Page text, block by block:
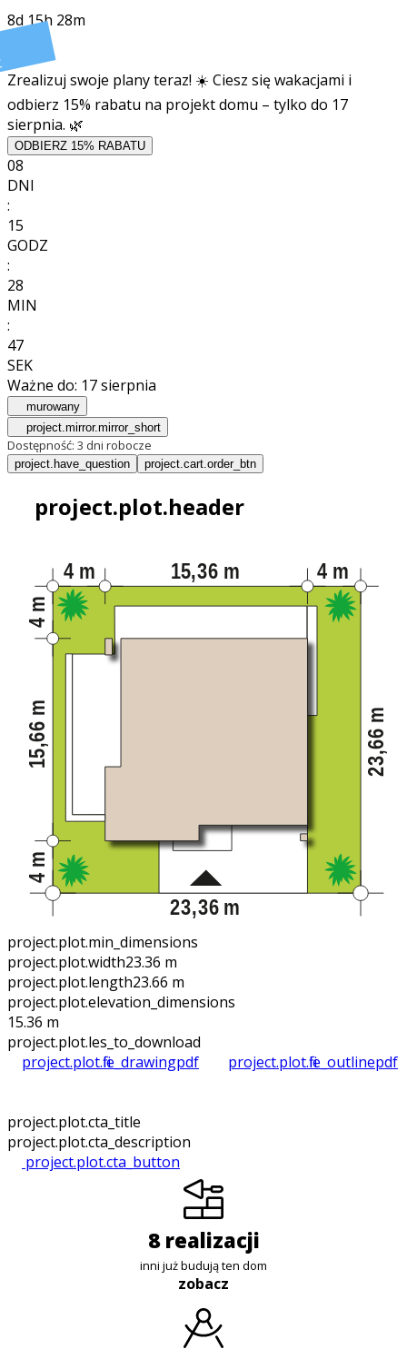
8d 15h 28m
Zrealizuj swoje plany teraz! ☀️ Ciesz się wakacjami i
odbierz 15% rabatu na projekt domu – tylko do 17
sierpnia. 🌿
ODBIERZ 15% RABATU
08
DNI
:
15
GODZ
:
28
MIN
:
45
SEK
Ważne do: 17 sierpnia
murowany
project.mirror.mirror_short
Dostępność: 3 dni robocze
project.have_question project.cart.order_btn
project.plot.header
project.plot.min_dimensions
project.plot.width23.36 m
project.plot.length23.66 m
project.plot.elevation_dimensions
15.36 m
project.plot.files_to_download
project.plot.file_drawingpdf project.plot.file_outlinepdf
project.plot.cta_title
project.plot.cta_description
project.plot.cta_button
8 realizacji
inni już budują ten dom
zobacz